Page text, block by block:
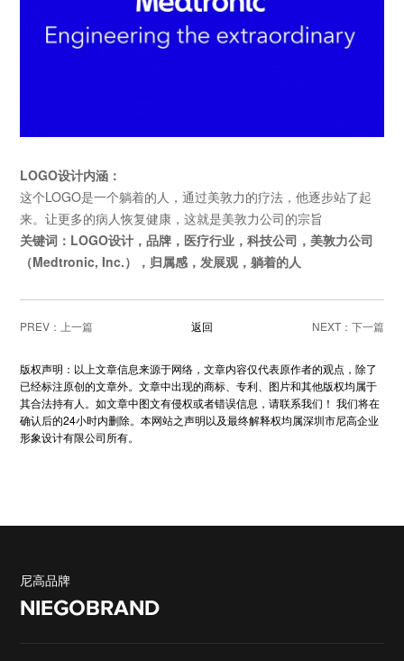
LOGO设计内涵：
这个LOGO是一个躺着的人，通过美敦力的疗法，他逐步站了起
来。让更多的病人恢复健康，这就是美敦力公司的宗旨
关键词： LOGO设计 ，品牌 ，医疗行业，科技公司，美敦力公司
（Medtronic, Inc.），归属感，发展观，躺着的人
PREV： NEXT：
返回
版权声明：以上文章信息来源于网络，文章内容仅代表原作者的观点，除了
已经标注原创的文章外。文章中出现的商标、专利、图片和其他版权均属于
其合法持有人。如文章中图文有侵权或者错误信息，请联系我们！ 我们将在
确认后的24小时内删除。本网站之声明以及最终解释权均属深圳市尼高企业
形象设计有限公司所有。
尼高品牌
NIEGOBRAND